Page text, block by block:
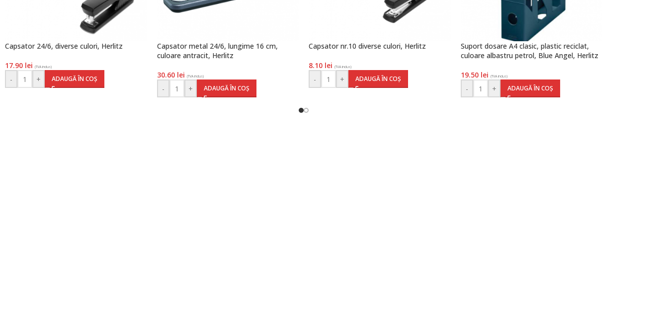
Capsator 24/6, diverse culori, Herlitz
17.90 lei (TVA inclus)
- + ADAUGĂ ÎN COȘ
Capsator metal 24/6, lungime 16 cm,
culoare antracit, Herlitz
30.60 lei (TVA inclus)
- + ADAUGĂ ÎN COȘ
Capsator nr.10 diverse culori, Herlitz
8.10 lei (TVA inclus)
- + ADAUGĂ ÎN COȘ
Suport dosare A4 clasic, plastic reciclat,
culoare albastru petrol, Blue Angel, Herlitz
19.50 lei (TVA inclus)
- + ADAUGĂ ÎN COȘ